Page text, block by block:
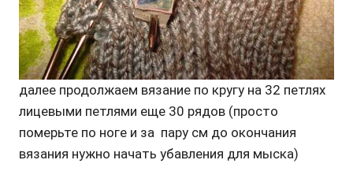
далее продолжаем вязание по кругу на 32 петлях
лицевыми петлями еще 30 рядов (просто
померьте по ноге и за пару см до окончания
вязания нужно начать убавления для мыска)